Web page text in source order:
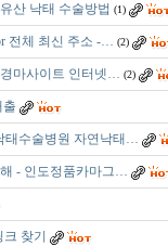
산 낙태 수술방법 (1)
전체 최신 주소 -… (2)
경마사이트 인터넷… (2)
출
태수술병원 자연낙태…
- 인도정품카마그…
찾기